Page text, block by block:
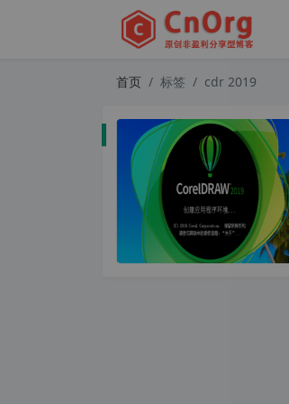
首页 标签 cdr 2019